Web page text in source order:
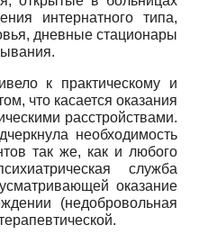
интернатного типа,
дневные стационары
к практическому и
что касается оказания
расстройствами.
необходимость
так же, как и любого
служба
оказание
(недобровольная